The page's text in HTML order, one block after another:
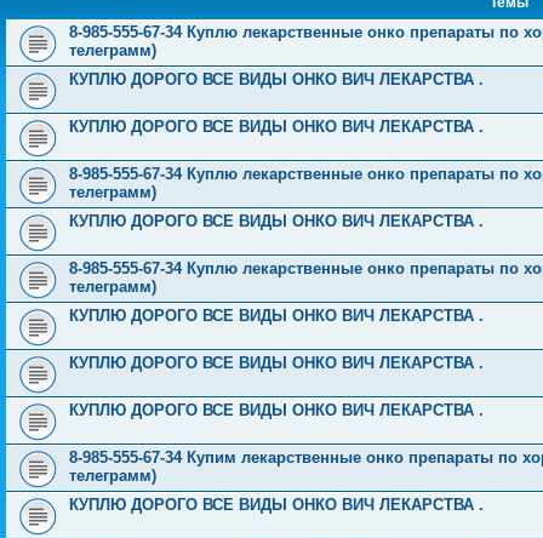
8-985-555-67-34 Куплю лекарственные онко препараты по
телеграмм)
КУПЛЮ ДОРОГО ВСЕ ВИДЫ ОНКО ВИЧ ЛЕКАРСТВА .
КУПЛЮ ДОРОГО ВСЕ ВИДЫ ОНКО ВИЧ ЛЕКАРСТВА .
8-985-555-67-34 Куплю лекарственные онко препараты по
телеграмм)
КУПЛЮ ДОРОГО ВСЕ ВИДЫ ОНКО ВИЧ ЛЕКАРСТВА .
8-985-555-67-34 Куплю лекарственные онко препараты по
телеграмм)
КУПЛЮ ДОРОГО ВСЕ ВИДЫ ОНКО ВИЧ ЛЕКАРСТВА .
КУПЛЮ ДОРОГО ВСЕ ВИДЫ ОНКО ВИЧ ЛЕКАРСТВА .
КУПЛЮ ДОРОГО ВСЕ ВИДЫ ОНКО ВИЧ ЛЕКАРСТВА .
8-985-555-67-34 Купим лекарственные онко препараты по
телеграмм)
КУПЛЮ ДОРОГО ВСЕ ВИДЫ ОНКО ВИЧ ЛЕКАРСТВА .